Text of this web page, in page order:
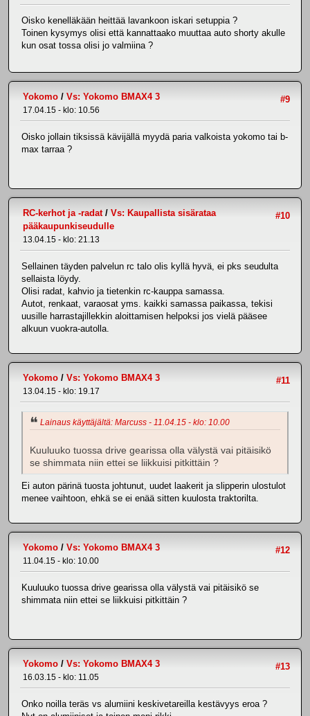
Oisko kenelläkään heittää lavankoon iskari setuppia ?
Toinen kysymys olisi että kannattaako muuttaa auto shorty akulle
kun osat tossa olisi jo valmiina ?
#9
Yokomo / Vs: Yokomo BMAX4 3
17.04.15 - klo: 10.56
Oisko jollain tiksissä kävijällä myydä paria valkoista yokomo tai b-
max tarraa ?
#10
RC-kerhot ja -radat/ Vs: Kaupallista sisärataa
pääkaupunkiseudulle
13.04.15 - klo: 21.13
Sellainen täyden palvelun rc talo olis kyllä hyvä, ei pks seudulta
sellaista löydy.
Olisi radat, kahvio ja tietenkin rc-kauppa samassa.
Autot, renkaat, varaosat yms. kaikki samassa paikassa, tekisi
uusille harrastajillekkin aloittamisen helpoksi jos vielä pääsee
alkuun vuokra-autolla.
#11
Yokomo / Vs: Yokomo BMAX4 3
13.04.15 - klo: 19.17
Lainaus käyttäjältä: Marcuss - 11.04.15 - klo: 10.00
Kuuluuko tuossa drive gearissa olla välystä vai pitäisikö
se shimmata niin ettei se liikkuisi pitkittäin ?
Ei auton pärinä tuosta johtunut, uudet laakerit ja slipperin ulostulot
menee vaihtoon, ehkä se ei enää sitten kuulosta traktorilta.
#12
Yokomo / Vs: Yokomo BMAX4 3
11.04.15 - klo: 10.00
Kuuluuko tuossa drive gearissa olla välystä vai pitäisikö se
shimmata niin ettei se liikkuisi pitkittäin ?
#13
Yokomo / Vs: Yokomo BMAX4 3
16.03.15 - klo: 11.05
Onko noilla teräs vs alumiini keskivetareilla kestävyys eroa ?